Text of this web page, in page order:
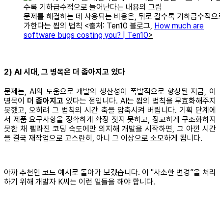
문제를 해결하는 데 사용되는 비용은, 뒤로 갈수록 기하급수적으
가한다는 뵘의 법칙 <출처: Ten10 블로그, How much are
software bugs costing you? | Ten10>
2) AI 시대, 그 병목은 더 좁아지고 있다
문제는, AI의 도움으로 개발의 생산성이 폭발적으로 향상된 지금, 이
병목이 더 좁아지고 있다는 점입니다. AI는 뵘의 법칙을 무효화해주지
못했고, 오히려 그 법칙의 시간 축을 압축시켜 버립니다. 기획 단계에
서 제품 요구사항을 정확하게 확정 짓지 못하고, 정교하게 구조화하지
못한 채 빨라진 코딩 속도에만 의지해 개발을 시작하면, 그 아낀 시간
을 결국 재작업으로 고스란히, 아니 그 이상으로 소모하게 됩니다.
아까 추천인 코드 예시로 돌아가 보겠습니다. 이 "사소한 변경”을 처리
하기 위해 개발자 K씨는 이런 일들을 해야 합니다.